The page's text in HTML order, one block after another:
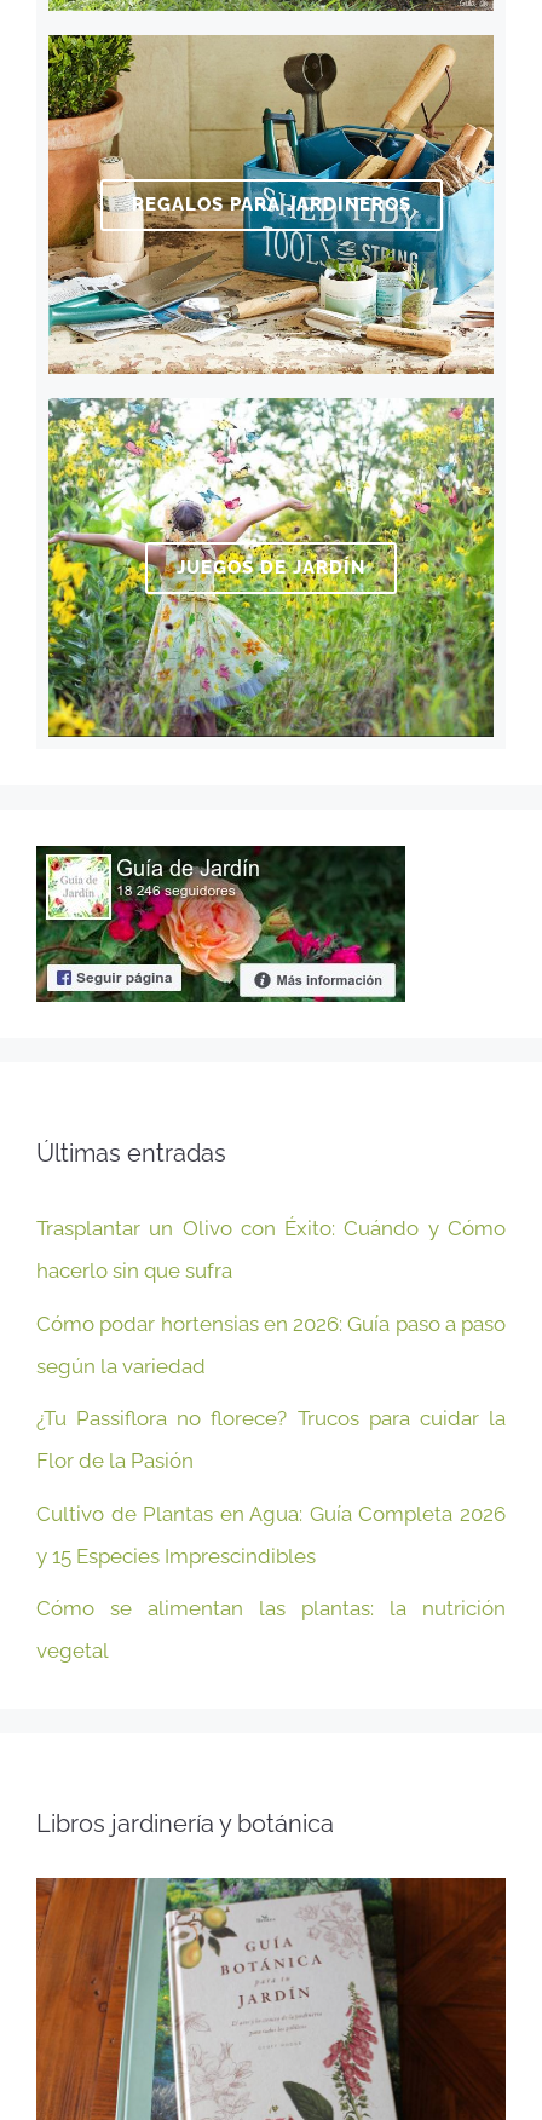
REGALOS PARA JARDINEROS
JUEGOS DE JARDÍN
Últimas entradas
Trasplantar un Olivo con Éxito: Cuándo y Cómo
hacerlo sin que sufra
Cómo podar hortensias en 2026: Guía paso a paso
según la variedad
¿Tu Passiflora no florece? Trucos para cuidar la
Flor de la Pasión
Cultivo de Plantas en Agua: Guía Completa 2026
y 15 Especies Imprescindibles
Cómo se alimentan las plantas: la nutrición
vegetal
Libros jardinería y botánica